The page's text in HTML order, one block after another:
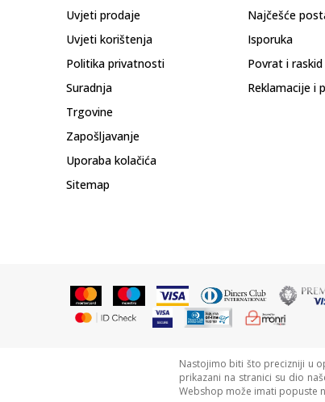
Uvjeti prodaje
Uvjeti korištenja
Politika privatnosti
Suradnja
Trgovine
Zapošljavanje
Uporaba kolačića
Sitemap
Najčešće
Isporuka
Povrat i
Reklamacije i
Nastojimo biti što precizniji u
prikazani na stranici su dio
Webshop može imati popuste